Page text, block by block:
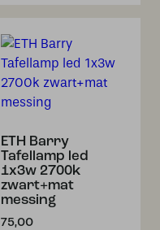
ETH Barry
Tafellamp led
1x3w 2700k
zwart+mat
messing
75,00